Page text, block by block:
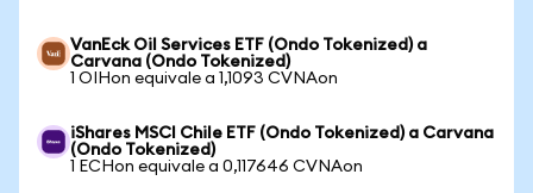
VanEck Oil Services ETF (Ondo Tokenized) a
Carvana (Ondo Tokenized)
1 OIHon equivale a 1,1093 CVNAon
iShares MSCI Chile ETF (Ondo Tokenized) a Carvana
(Ondo Tokenized)
1 ECHon equivale a 0,117646 CVNAon